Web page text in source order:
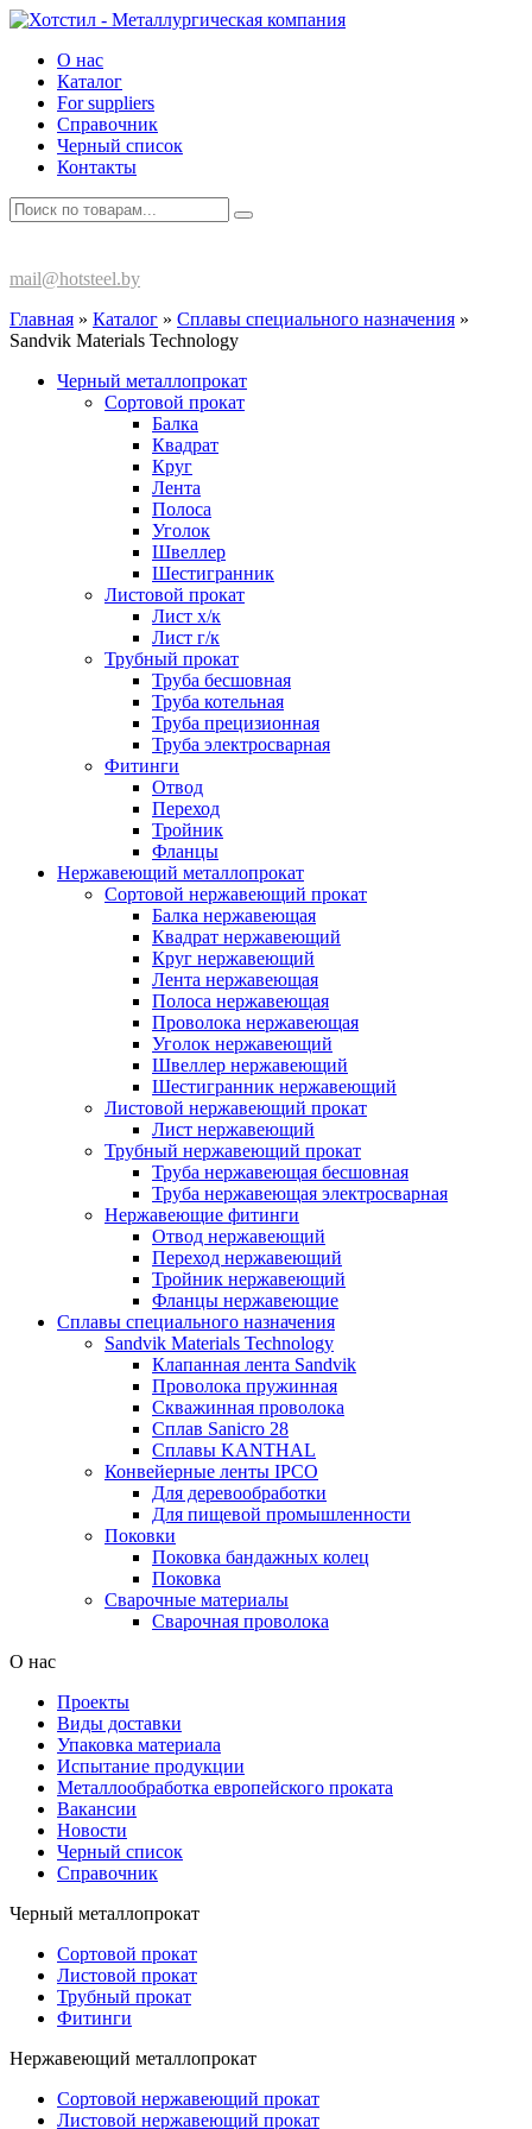
О нас
Каталог
For suppliers
Справочник
Черный список
Контакты
mail@hotsteel.by
Главная » Каталог » Сплавы специального назначения »
Sandvik Materials Technology
Черный металлопрокат
Сортовой прокат
Балка
Квадрат
Круг
Лента
Полоса
Уголок
Швеллер
Шестигранник
Листовой прокат
Лист х/к
Лист г/к
Трубный прокат
Труба бесшовная
Труба котельная
Труба прецизионная
Труба электросварная
Фитинги
Отвод
Переход
Тройник
Фланцы
Нержавеющий металлопрокат
Сортовой нержавеющий прокат
Балка нержавеющая
Квадрат нержавеющий
Круг нержавеющий
Лента нержавеющая
Полоса нержавеющая
Проволока нержавеющая
Уголок нержавеющий
Швеллер нержавеющий
Шестигранник нержавеющий
Листовой нержавеющий прокат
Лист нержавеющий
Трубный нержавеющий прокат
Труба нержавеющая бесшовная
Труба нержавеющая электросварная
Нержавеющие фитинги
Отвод нержавеющий
Переход нержавеющий
Тройник нержавеющий
Фланцы нержавеющие
Сплавы специального назначения
Sandvik Materials Technology
Клапанная лента Sandvik
Проволока пружинная
Скважинная проволока
Сплав Sanicro 28
Сплавы KANTHAL
Конвейерные ленты IPCO
Для деревообработки
Для пищевой промышленности
Поковки
Поковка бандажных колец
Поковка
Сварочные материалы
Сварочная проволока
О нас
Проекты
Виды доставки
Упаковка материала
Испытание продукции
Металлообработка европейского проката
Вакансии
Новости
Черный список
Справочник
Черный металлопрокат
Сортовой прокат
Листовой прокат
Трубный прокат
Фитинги
Нержавеющий металлопрокат
Сортовой нержавеющий прокат
Листовой нержавеющий прокат